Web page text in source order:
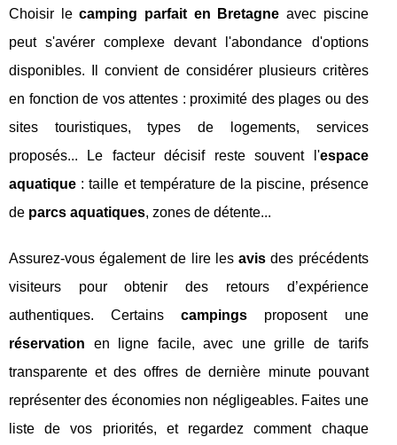
Choisir lecamping parfait en Bretagne avec piscine
peut s'avérer complexe devant l'abondance d'options
disponibles. Il convient de considérer plusieurs critères
en fonction de vos attentes : proximité des plages ou des
sites touristiques, types de logements, services
proposés... Le facteur décisif reste souvent l'espace
aquatique : taille et température de la piscine, présence
de parcs aquatiques, zones de détente...
Assurez-vous également de lire lesavis des précédents
visiteurs pour obtenir des retours d’expérience
authentiques. Certainscampings proposent une
réservation en ligne facile, avec une grille de tarifs
transparente et des offres de dernière minute pouvant
représenter des économies non négligeables. Faites une
liste de vos priorités, et regardez comment chaque